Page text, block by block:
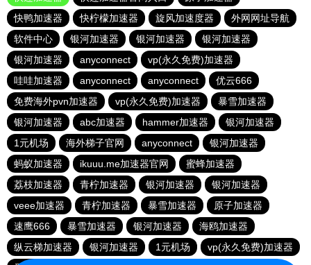
快鸭加速器
快柠檬加速器 旋风加速度器
外网网址导航
软件中心
银河加速器 银河加速器
银河加速器
银河加速器
anyconnect
vp(永久免费)加速器
哇哇加速器
anyconnect anyconnect
优云666
免费海外pvn加速器
vp(永久免费)加速器
暴雪加速器
银河加速器
abc加速器 hammer加速器
银河加速器
1元机场
海外梯子官网 anyconnect
银河加速器
蚂蚁加速器
ikuuu.me加速器官网
蜜蜂加速器
荔枝加速器
青柠加速器 银河加速器
银河加速器
veee加速器
青柠加速器 暴雪加速器
原子加速器
速鹰666
暴雪加速器 银河加速器
海鸥加速器
纵云梯加速器
银河加速器 1元机场
vp(永久免费)加速器